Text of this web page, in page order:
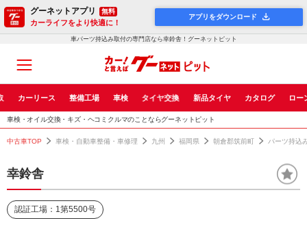
グーネットアプリ 無料
カーライフをより快適に！
アプリをダウンロード
車パーツ持込み取付の専門店なら幸鈴舎！グーネットピット
カーリース 整備工場 車検 タイヤ交換 新品タイヤ カタログ ロー
車検・オイル交換・キズ・ヘコミクルマのことならグーネットピット
中古車TOP 車検・自動車整備・車修理 九州 福岡県 朝倉郡筑前町 パーツ持込
幸鈴舎
認証工場：1第5500号